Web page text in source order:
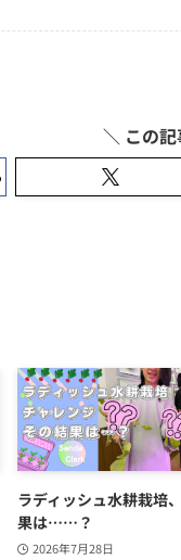
ラディッシュ水耕栽培
果は……？
2026年7月28日